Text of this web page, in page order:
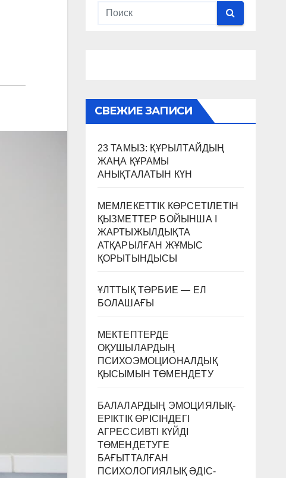
СВЕЖИЕ ЗАПИСИ
23 ТАМЫЗ: ҚҰРЫЛТАЙДЫҢ
ЖАҢА ҚҰРАМЫ
АНЫҚТАЛАТЫН КҮН
МЕМЛЕКЕТТІК КӨРСЕТІЛЕТІН
ҚЫЗМЕТТЕР БОЙЫНША I
ЖАРТЫЖЫЛДЫҚТА
АТҚАРЫЛҒАН ЖҰМЫС
ҚОРЫТЫНДЫСЫ
ҰЛТТЫҚ ТӘРБИЕ — ЕЛ
БОЛАШАҒЫ
МЕКТЕПТЕРДЕ
ОҚУШЫЛАРДЫҢ
ПСИХОЭМОЦИОНАЛДЫҚ
ҚЫСЫМЫН ТӨМЕНДЕТУ
БАЛАЛАРДЫҢ ЭМОЦИЯЛЫҚ-
ЕРІКТІК ӨРІСІНДЕГІ
АГРЕССИВТІ КҮЙДІ
ТӨМЕНДЕТУГЕ
БАҒЫТТАЛҒАН
ПСИХОЛОГИЯЛЫҚ ӘДІС-